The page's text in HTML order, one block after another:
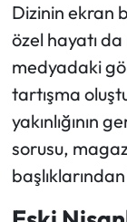
Dizinin ekran
özel hayatı
medyadaki
tartışma
yakınlığının
sorusu,